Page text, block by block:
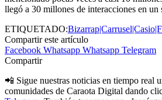
llegó a 30 millones de interacciones en un
ETIQUETADO:
Compartir este artículo
Facebook Whatsapp Whatsapp Telegram
Compartir
📲 Sigue nuestras noticias en tiempo real
comunidades de Caraota Digital dando